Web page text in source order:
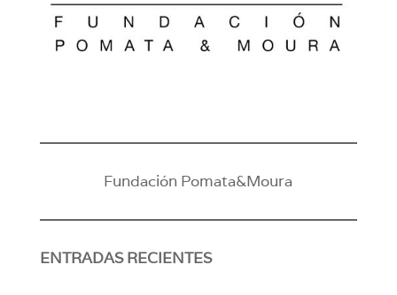
Fundación Pomata&Moura
ENTRADAS RECIENTES